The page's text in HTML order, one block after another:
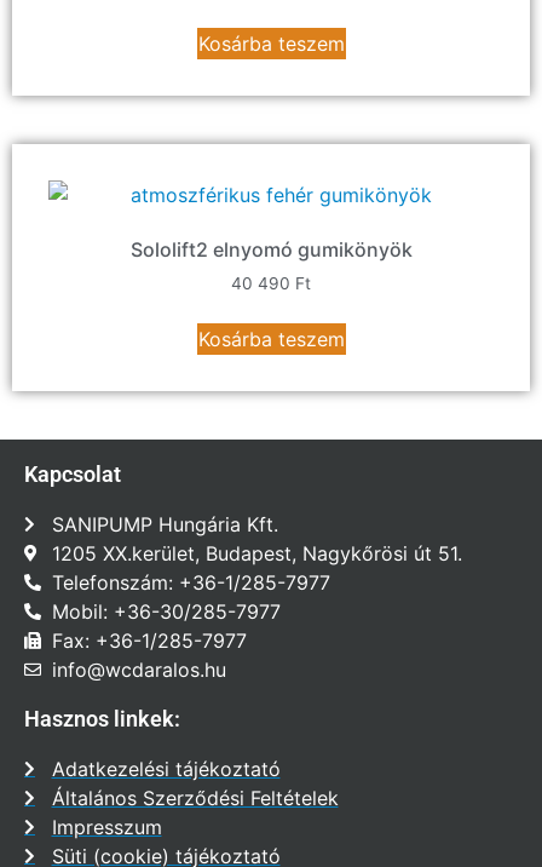
Kosárba teszem
Sololift2 elnyomó gumikönyök
40 490 Ft
Kosárba teszem
Kapcsolat
SANIPUMP Hungária Kft.
1205 XX.kerület, Budapest, Nagykőrösi út 51.
Telefonszám: +36-1/285-7977
Mobil: +36-30/285-7977
Fax: +36-1/285-7977
info@wcdaralos.hu
Hasznos linkek:
Adatkezelési tájékoztató
Általános Szerződési Feltételek
Impresszum
Süti (cookie) tájékoztató